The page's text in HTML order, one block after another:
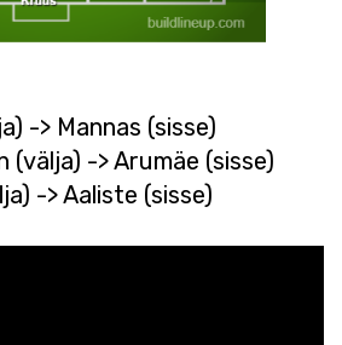
-> Mannas (sisse)
(välja) -> Arumäe (sisse)
-> Aaliste (sisse)